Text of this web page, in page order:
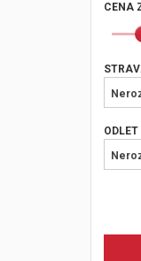
CENA
ODLET